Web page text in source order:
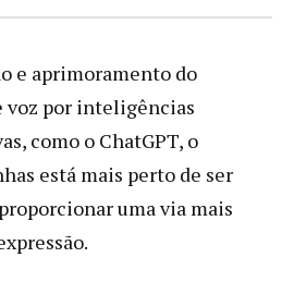
e aprimoramento do
por inteligências
como o ChatGPT, o
está mais perto de ser
uma via mais